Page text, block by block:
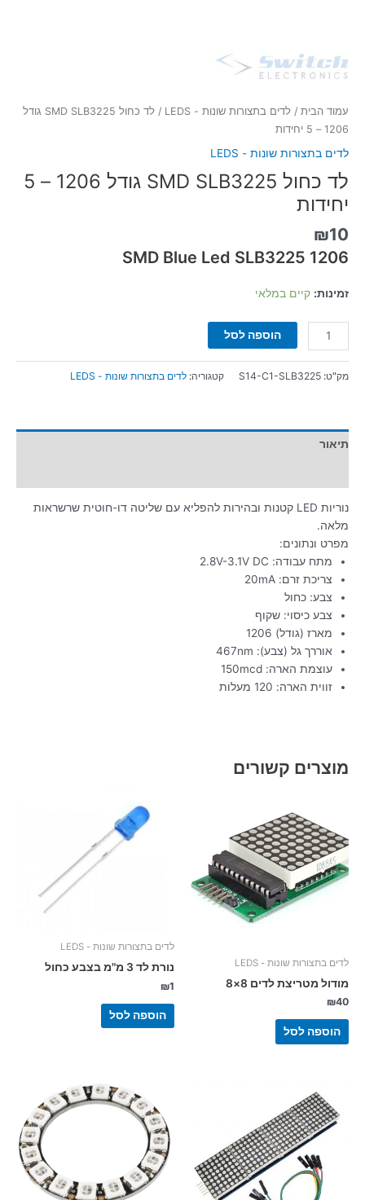
עמוד הבית / לדים בתצורות שונות - LEDS
/ לד כחול SMD SLB3225 גודל
1206 – 5 יחידות
לדים בתצורות שונות - LEDS
לד כחול SMD SLB3225 גודל 1206 – 5
יחידות
₪10
SMD Blue Led SLB3225 1206
זמינות: קיים במלאי
הוספה לסל
מק"ט: S14-C1-SLB3225 קטגוריה: לדים בתצורות שונות - LEDS
תיאור
נוריות LED קטנות ובהירות להפליא עם שליטה דו-חוטית שרשראות
מלאה.
מפרט ונתונים:
מתח עבודה: 2.8V-3.1V DC
צריכת זרם: 20mA
צבע: כחול
צבע כיסוי: שקוף
מארז (גודל) 1206
אוררך גל (צבע): 467nm
עוצמת הארה: 150mcd
זווית הארה: 120 מעלות
מוצרים קשורים
לדים בתצורות שונות - LEDS
מודול מטריצת לדים 8×8
₪40
הוספה לסל
לדים בתצורות שונות - LEDS
נורת לד 3 מ"מ בצבע כחול
₪1
הוספה לסל